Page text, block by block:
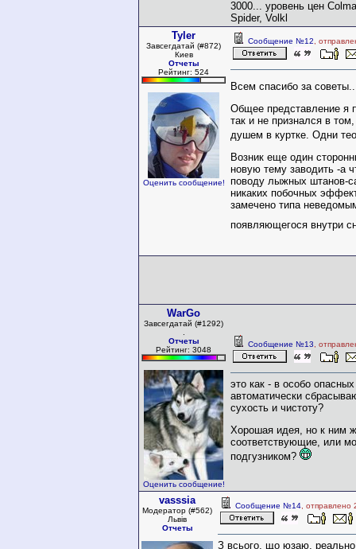
3000... уровень цен
Spider, Volkl
Tyler
Завсегдатай (#872)
Киев
Отчеты
Рейтинг: 524
Оценить сообщение!
Сообщение №12 ,
Всем спасибо за
Общее представление я
так и не признался в
душем в куртке. Одни
Возник еще один
новую тему заводить -а
поводу лыжных штанов-
никаких побочных
замечено типа
появляющегося внутри
WarGo
Завсегдатай (#1292)
Отчеты
Рейтинг: 3048
Оценить сообщение!
Сообщение №13 ,
это как - в особо
автоматически
сухость и чистоту?
Хорошая идея, но к ним
соответствующие, или
подгузником?
vasssia
Модератор (#562)
Львів
Отчеты
Сообщение №14 ,
З всього, що юзаю,